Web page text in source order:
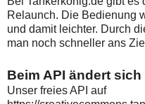
Relaunch. Die Bedienung
und damit leichter. Durch
man noch schneller ans
Beim API ändert
Unser freies API auf